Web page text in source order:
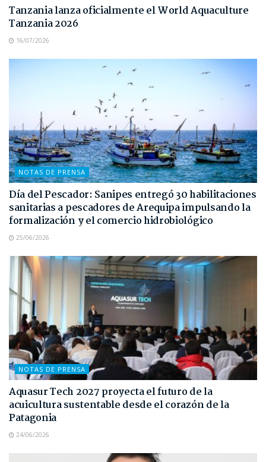
Tanzania lanza oficialmente el World Aquaculture
Tanzania 2026
16/07/2026
NOTAS DE PRENSA
Día del Pescador: Sanipes entregó 30 habilitaciones
sanitarias a pescadores de Arequipa impulsando la
formalización y el comercio hidrobiológico
25/06/2026
NOTAS DE PRENSA
Aquasur Tech 2027 proyecta el futuro de la
acuicultura sustentable desde el corazón de la
Patagonia
24/06/2026